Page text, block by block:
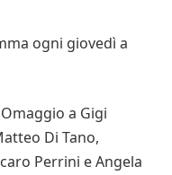
ogni giovedì a
a Gigi
Di Tano,
Perrini e Angela